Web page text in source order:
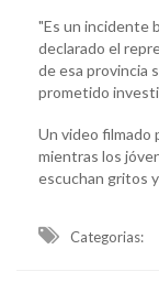
"Es un incidente
declarado el
de esa provincia
prometido
Un video
mientras los
escuchan gritos
Categorias: